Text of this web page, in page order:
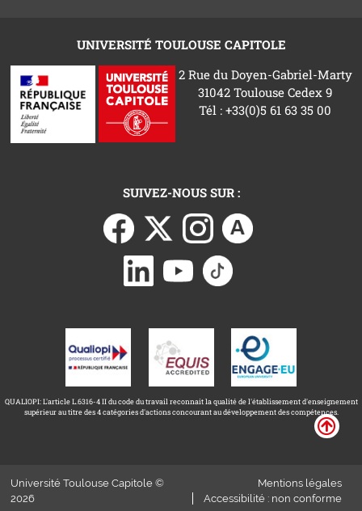
UNIVERSITÉ TOULOUSE CAPITOLE
2 Rue du Doyen-Gabriel-Marty
31042 Toulouse Cedex 9
Tél : +33(0)5 61 63 35 00
SUIVEZ-NOUS SUR :
QUALIOPI: L'article L.6316-4 II du code du travail reconnait la qualité de l'établissement d'enseignement
supérieur au titre des 4 catégories d'actions concourant au développement des compétences.
Université Toulouse Capitole ©
2026
Mentions légales
Accessibilité : non conforme